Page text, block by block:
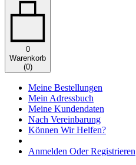
0
Warenkorb
(0)
Meine Bestellungen
Mein Adressbuch
Meine Kundendaten
Nach Vereinbarung
Können Wir Helfen?
Anmelden Oder Registrieren